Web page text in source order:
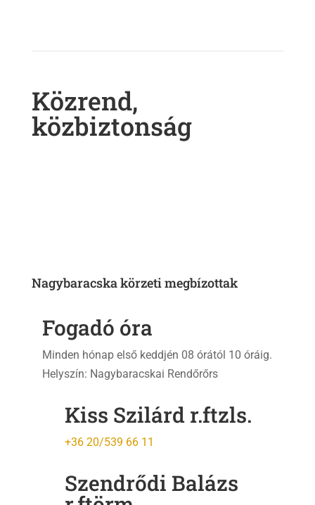
Közrend,
közbiztonság
Nagybaracska körzeti megbízottak
Fogadó óra
Minden hónap első keddjén 08 órától 10 óráig.
Helyszín: Nagybaracskai Rendőrőrs
Kiss Szilárd r.ftzls.
+36 20/539 66 11
Szendrődi Balázs